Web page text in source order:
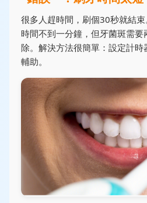
很多人趕時間，刷個30秒就結
時間不到一分鐘，但牙菌斑需
除。解決方法很簡單：設定計
輔助。